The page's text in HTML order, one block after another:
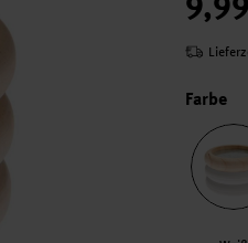
Farbe